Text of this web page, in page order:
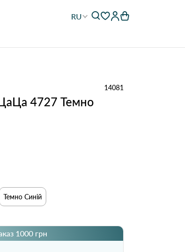
RU
14081
4727 Темно
Темно Синій
1000 грн